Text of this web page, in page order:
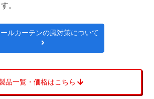
。
ルカーテンの風対策について
品一覧・価格はこちら